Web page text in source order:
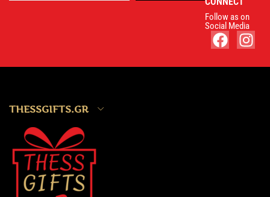
Follow as on
Social Media
THESSGIFTS.GR